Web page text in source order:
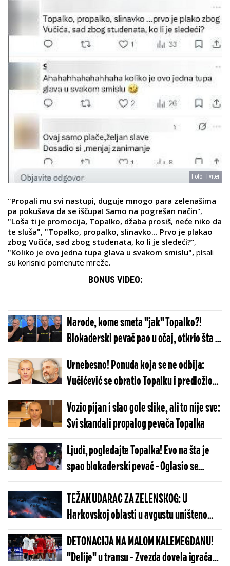
Foto: Tviter
"Propali mu svi nastupi, duguje mnogo para zelenašima
pa pokušava da se iščupa! Samo na pogrešan način",
"Loša ti je promocija, Topalko, džaba prosiš, neće niko da
te sluša", "Topalko, propalko, slinavko... Prvo je plakao
zbog Vučića, sad zbog studenata, ko li je sledeći?",
"Koliko je ovo jedna tupa glava u svakom smislu", pisali
su korisnici pomenute mreže.
BONUS VIDEO:
Narode, kome smeta "jak" Topalko?!
Blokaderski pevač pao u očaj, otkrio šta je
doživeo kad se vratio sa Slavije: "Upalim
N1 i..."
Urnebesno! Ponuda koja se ne odbija:
Vučićević se obratio Topalku i predložio
mu... (VIDEO)
Vozio pijan i slao gole slike, ali to nije sve:
Svi skandali propalog pevača Topalka
Ljudi, pogledajte Topalka! Evo na šta je
spao blokaderski pevač - Oglasio se
Vučićević: Crni, čoveče... (FOTO)
TEŽAK UDARAC ZA ZELENSKOG: U
Harkovskoj oblasti u avgustu uništeno
više od 100 „baba jaga“
DETONACIJA NA MALOM KALEMEGDANU!
"Delije" u transu - Zvezda dovela igrača